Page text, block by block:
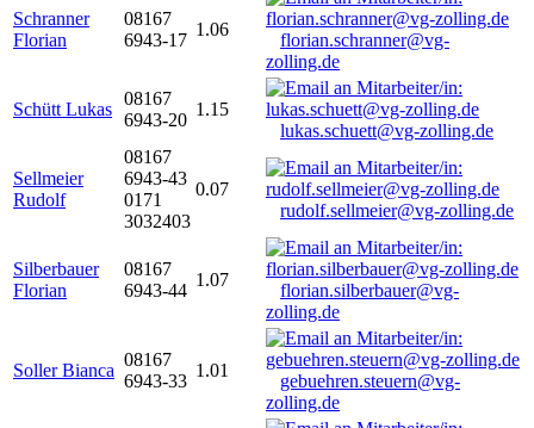
Schranner
Florian
08167
6943-17
1.06
florian.schranner@vg-
zolling.de
Schütt Lukas
08167
6943-20
1.15
lukas.schuett@vg-zolling.de
Sellmeier
Rudolf
08167
6943-43
0171
3032403
0.07
rudolf.sellmeier@vg-zolling.de
Silberbauer
Florian
08167
6943-44
1.07
florian.silberbauer@vg-
zolling.de
Soller Bianca
08167
6943-33
1.01
gebuehren.steuern@vg-
zolling.de